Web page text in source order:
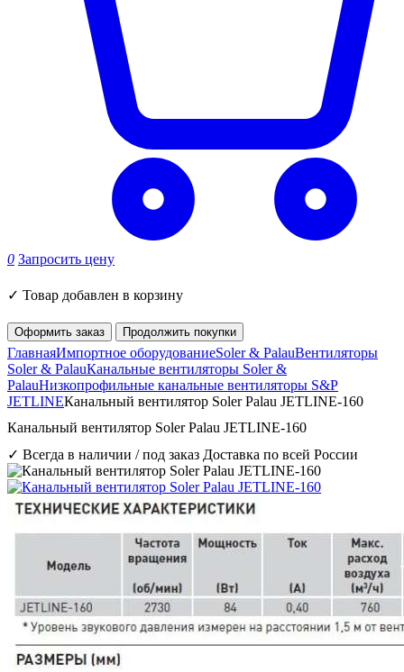
0 Запросить цену
✓ Товар добавлен в корзину
Оформить заказ Продолжить покупки
ГлавнаяИмпортное оборудованиеSoler & PalauВентиляторы
Soler & PalauКанальные вентиляторы Soler &
PalauНизкопрофильные канальные вентиляторы S&P
JETLINEКанальный вентилятор Soler Palau JETLINE-160
Канальный вентилятор Soler Palau JETLINE-160
✓ Всегда в наличии / под заказ Доставка по всей России